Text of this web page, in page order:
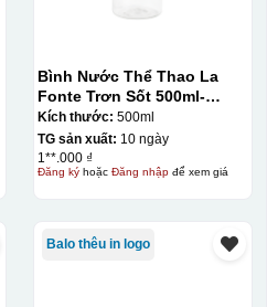
Bình Nước Thể Thao La
Fonte Trơn Sốt 500ml-
010009
Kích thước: 500ml
TG sản xuất: 10 ngày
1**.000 ₫
Đăng kýhoặc Đăng nhậpđể xem giá
Balo thêu in logo